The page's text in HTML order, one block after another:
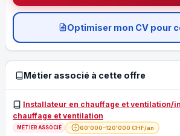
Optimiser mon CV pour
Métier associé à cette offre
Installateur en chauffage et ventilation/
chauffage et ventilation
MÉTIER ASSOCIÉ 60'000–120'000 CHF/an